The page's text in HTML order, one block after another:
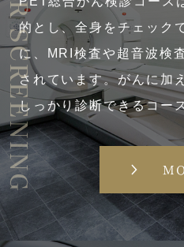
的とし、全身をチェック
に、MRI検査や超音波検
されています。がんに加
しっかり診断できるコー